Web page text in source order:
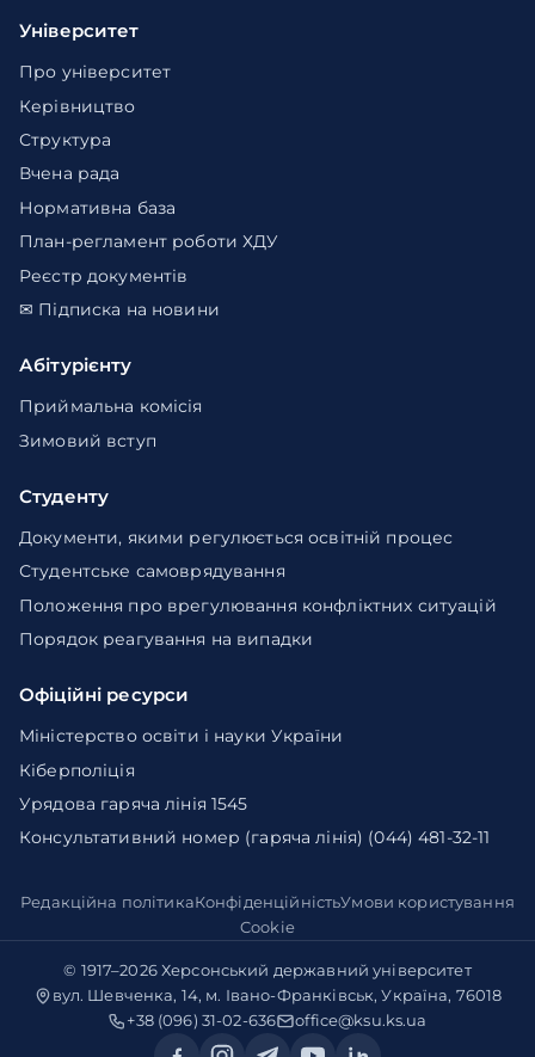
Університет
Про університет
Керівництво
Структура
Вчена рада
Нормативна база
План-регламент роботи ХДУ
Реєстр документів
✉ Підписка на новини
Абітурієнту
Приймальна комісія
Зимовий вступ
Студенту
Документи, якими регулюється освітній процес
Студентське самоврядування
Положення про врегулювання конфліктних ситуацій
Порядок реагування на випадки
Офіційні ресурси
Міністерство освіти і науки України
Кіберполіція
Урядова гаряча лінія 1545
Консультативний номер (гаряча лінія) (044) 481-32-11
Редакційна політикаКонфіденційністьУмови користування
Cookie
© 1917–2026Херсонський державний університет
вул. Шевченка, 14, м. Івано-Франківськ, Україна, 76018
+38 (096) 31-02-636
office@ksu.ks.ua